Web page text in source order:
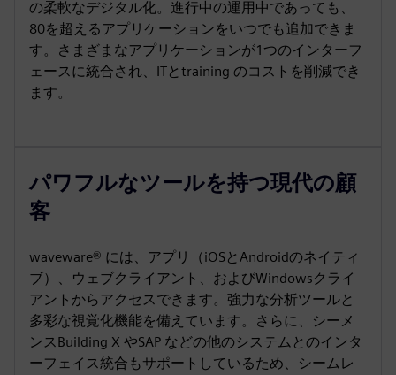
の柔軟なデジタル化。進行中の運用中であっても、
80を超えるアプリケーションをいつでも追加できま
す。さまざまなアプリケーションが1つのインターフ
ェースに統合され、ITとtraining のコストを削減でき
ます。
パワフルなツールを持つ現代の顧
客
waveware® には、アプリ（iOSとAndroidのネイティ
ブ）、ウェブクライアント、およびWindowsクライ
アントからアクセスできます。強力な分析ツールと
多彩な視覚化機能を備えています。さらに、シーメ
ンスBuilding X やSAP などの他のシステムとのインタ
ーフェイス統合もサポートしているため、シームレ